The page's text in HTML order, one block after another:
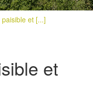
et [...]
et